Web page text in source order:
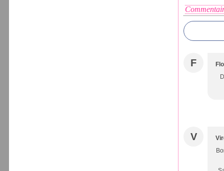
F Flo
V